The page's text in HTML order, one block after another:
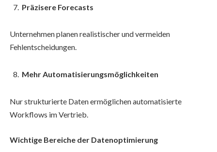
Präzisere Forecasts
Unternehmen planen realistischer und vermeiden
Fehlentscheidungen.
Mehr Automatisierungsmöglichkeiten
Nur strukturierte Daten ermöglichen automatisierte
Workflows im Vertrieb.
Wichtige Bereiche der Datenoptimierung